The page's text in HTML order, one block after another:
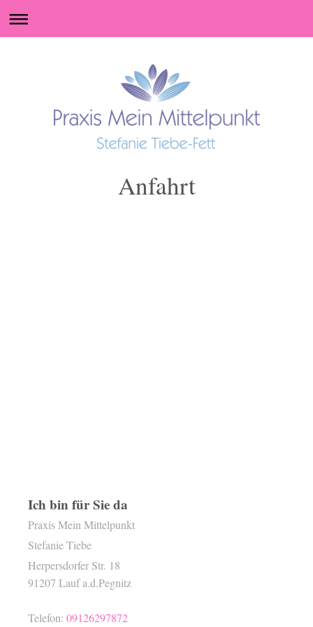
Anfahrt
Ich bin für Sie da
Praxis Mein Mittelpunkt
StefanieTiebe
Herpersdorfer Str. 18
91207 Lauf a.d.Pegnitz
Telefon: 09126297872